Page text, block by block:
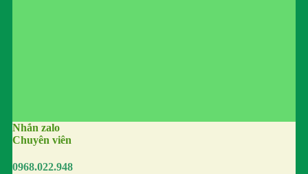
Nhắn zalo
Chuyên viên
0968.022.948